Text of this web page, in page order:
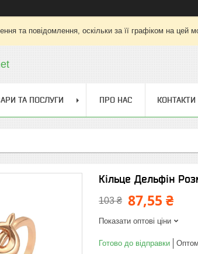
та повідомлення, оскільки за її графіком на
ТА ПОСЛУГИ ПРО НАС КОНТАКТИ
Кільце Дельфін
103 ₴ 87,55 ₴
Показати оптові ціни
Готово до відправки